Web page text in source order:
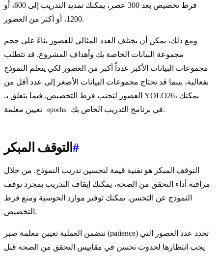
فرط تخصيص بعد 300 عصر، يمكنك تمديد التدريب إلى 600، أو
1200، أو أكثر من العصور.
ومع ذلك، يمكن أن يختلف العدد المثالي للعصور بناءً على حجم
مجموعة البيانات الخاصة بك وأهداف المشروع. قد تتطلب
مجموعات البيانات الأكبر عدداً أكبر من العصور لكي يتعلم النموذج
بفعالية، بينما قد تحتاج مجموعات البيانات الأصغر إلى عدد أقل من
العصور لتجنب فرط التخصيص. فيما يتعلق بـ YOLO26، يمكنك
epochs في برنامج التدريب الخاص بك.
التوقف المبكر #
التوقف المبكر هو تقنية قيمة لتحسين تدريب النموذج. من خلال
مراقبة أداء التحقق من الصحة، يمكنك إيقاف التدريب بمجرد توقف
النموذج عن التحسن. يمكنك توفير موارد الحوسبة ومنع فرط
التخصيص.
تتضمن العملية تعيين معلمة صبر (patience) تحدد عدد العصور التي
يجب انتظارها لحدوث تحسن في مقاييس التحقق من الصحة قبل